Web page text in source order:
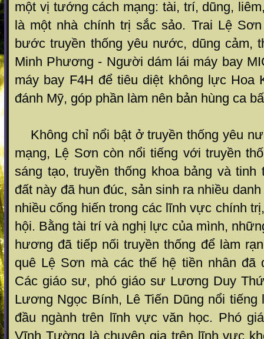
một vị tướng cách mạng: tài, trí, dũng,
là một nhà chính trị sắc sảo. Trai Lệ
bước truyền thống yêu nước, dũng cảm,
Minh Phương - Người dám lái máy bay
máy bay F4H để tiêu diệt không lực Hoa
đánh Mỹ, góp phần làm nên bản hùng ca
Không chỉ nổi bật ở truyền thống yêu
mạng, Lệ Sơn còn nổi tiếng với truyền
sáng tạo, truyền thống khoa bảng và tinh
đất này đã hun đúc, sản sinh ra nhiều
nhiều cống hiến trong các lĩnh vực chính
hội. Bằng tài trí và nghị lực của mình,
hương đã tiếp nối truyền thống để làm
quê Lệ Sơn mà các thế hệ tiền nhân đã
Các giáo sư, phó giáo sư Lương Duy
Lương Ngọc Bính, Lê Tiến Dũng nổi tiếng
đầu ngành trên lĩnh vực văn học. Phó
Vĩnh Tường là chuyên gia trên lĩnh vực